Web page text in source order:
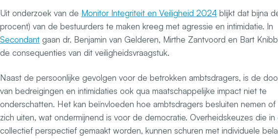
Uit onderzoek van de Monitor Integriteit en Veiligheid 2024 blijkt dat bijna
procent) van de bestuurders te maken kreeg met agressie en intimidatie. In
Secondant gaan dr. Benjamin van Gelderen, Mirthe Zantvoord en Bart
de consequenties van dit veiligheidsvraagstuk.
Naast de persoonlijke gevolgen voor de betrokken ambtsdragers, is de
van bedreigingen en intimidaties ook qua maatschappelijke impact niet te
onderschatten. Het kan beïnvloeden hoe ambtsdragers besluiten nemen of
zich uiten, wat ondermijnend is voor de democratie. Overheidskeuzes die in
collectief perspectief gemaakt worden, kunnen schuren met individuele